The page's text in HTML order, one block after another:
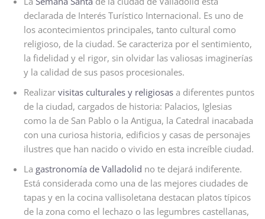
declarada de Interés Turístico Internacional. Es uno de
los acontecimientos principales, tanto cultural como
religioso, de la ciudad. Se caracteriza por el sentimiento,
la fidelidad y el rigor, sin olvidar las valiosas imaginerías
y la calidad de sus pasos procesionales.
Realizar visitas culturales y religiosas a diferentes puntos
de la ciudad, cargados de historia: Palacios, Iglesias
como la de San Pablo o la Antigua, la Catedral inacabada
con una curiosa historia, edificios y casas de personajes
ilustres que han nacido o vivido en esta increíble ciudad.
La gastronomía de Valladolid no te dejará indiferente.
Está considerada como una de las mejores ciudades de
tapas y en la cocina vallisoletana destacan platos típicos
de la zona como el lechazo o las legumbres castellanas,